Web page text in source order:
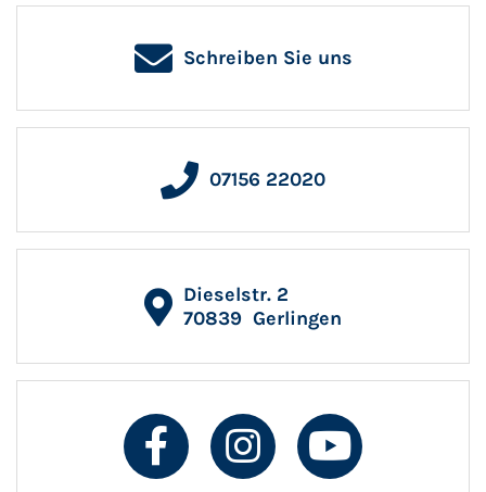
Schreiben Sie uns
07156 22020
Dieselstr. 2
70839 Gerlingen